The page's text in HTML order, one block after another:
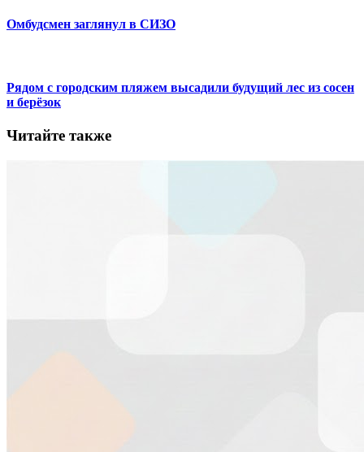
Омбудсмен заглянул в СИЗО
Рядом с городским пляжем высадили будущий лес из сосен
и берёзок
Читайте также